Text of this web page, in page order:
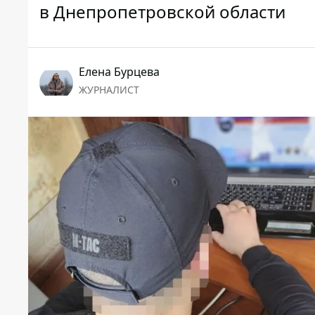
в Днепропетровской области
Елена Бурцева
ЖУРНАЛИСТ